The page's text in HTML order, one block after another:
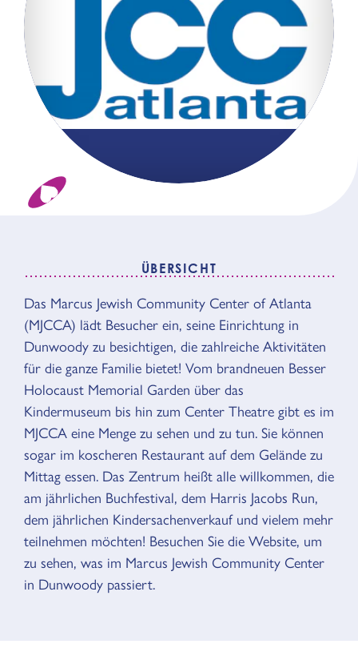
ÜBERSICHT
ÜBERSICHT
Das Marcus Jewish Community Center of Atlanta
(MJCCA) lädt Besucher ein, seine Einrichtung in
Dunwoody zu besichtigen, die zahlreiche Aktivitäten
für die ganze Familie bietet! Vom brandneuen Besser
Holocaust Memorial Garden über das
Kindermuseum bis hin zum Center Theatre gibt es im
MJCCA eine Menge zu sehen und zu tun. Sie können
sogar im koscheren Restaurant auf dem Gelände zu
Mittag essen. Das Zentrum heißt alle willkommen, die
am jährlichen Buchfestival, dem Harris Jacobs Run,
dem jährlichen Kindersachenverkauf und vielem mehr
teilnehmen möchten! Besuchen Sie die Website, um
zu sehen, was im Marcus Jewish Community Center
in Dunwoody passiert.